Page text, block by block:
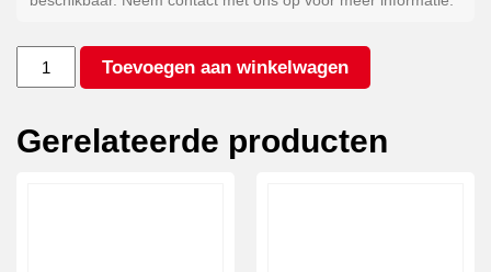
antraciet*
Toevoegen aan winkelwagen
Gerelateerde producten